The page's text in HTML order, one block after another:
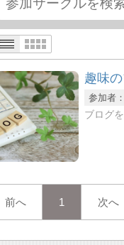
趣味
参加者
ブログ
前へ 1 次へ